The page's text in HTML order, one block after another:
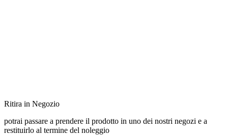
Ritira in Negozio
potrai passare a prendere il prodotto in uno dei nostri negozi e a
restituirlo al termine del noleggio